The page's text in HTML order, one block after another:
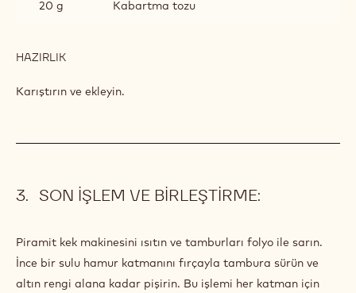
20 g Kabartma tozu
HAZIRLIK
KEK
Karıştırın ve ekleyin.
SON IŞLEM VE BIRLEŞTIRME:
Piramit kek makinesini ısıtın ve tamburları folyo ile sarın.
İnce bir sulu hamur katmanını fırçayla tambura sürün ve
altın rengi alana kadar pişirin. Bu işlemi her katman için